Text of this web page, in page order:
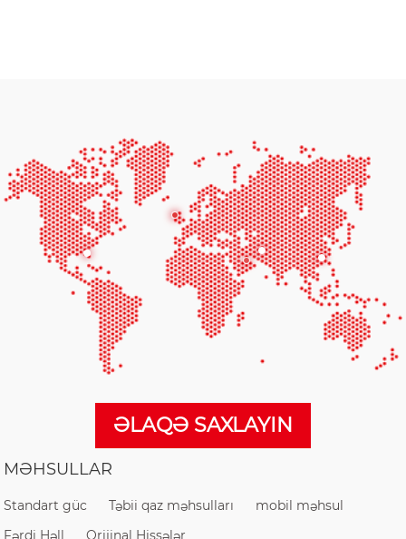
ƏLAQƏ SAXLAYIN
MƏHSULLAR
Standart güc Təbii qaz məhsulları
mobil məhsul
Fərdi Həll
Orijinal Hissələr